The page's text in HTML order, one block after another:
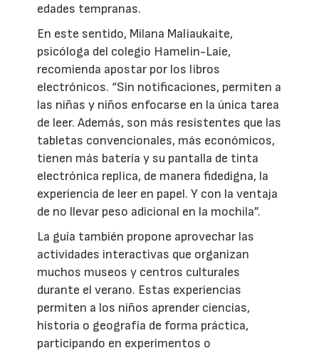
edades tempranas.
En este sentido, Milana Maliaukaite,
psicóloga del colegio Hamelin-Laie,
recomienda apostar por los libros
electrónicos. “Sin notificaciones, permiten a
las niñas y niños enfocarse en la única tarea
de leer. Además, son más resistentes que las
tabletas convencionales, más económicos,
tienen más batería y su pantalla de tinta
electrónica replica, de manera fidedigna, la
experiencia de leer en papel. Y con la ventaja
de no llevar peso adicional en la mochila”.
La guía también propone aprovechar las
actividades interactivas que organizan
muchos museos y centros culturales
durante el verano. Estas experiencias
permiten a los niños aprender ciencias,
historia o geografía de forma práctica,
participando en experimentos o